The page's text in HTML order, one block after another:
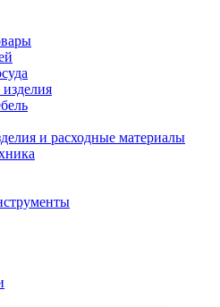
и расходные материалы